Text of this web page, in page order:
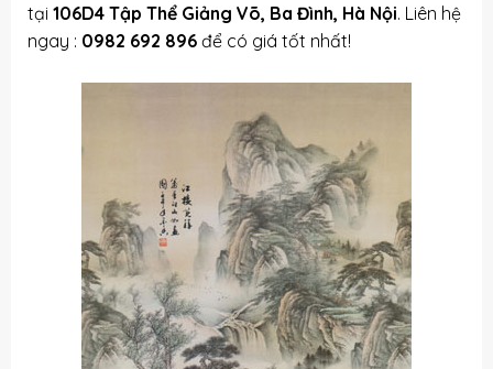
tại 106D4 Tập Thể Giảng Võ, Ba Đình, Hà Nội. Liên hệ
ngay : 0982 692 896để có giá tốt nhất!